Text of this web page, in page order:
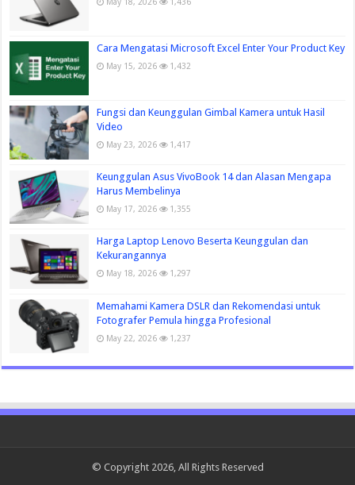
Cara Mengatasi Microsoft Excel Enter Your Product Key
May 15, 2026 1,432
Fungsi dan Keunggulan Gimbal Kamera untuk Hasil
Video
May 23, 2026 1,417
Keunggulan Asus VivoBook 14 dan Alasan Mengapa
Harus Membelinya
May 17, 2026 1,355
Harga Laptop Lenovo Beserta Keunggulan dan
Kekurangannya
May 18, 2026 1,297
Memahami Kamera DSLR dan Rekomendasi untuk
Fotografer Pemula hingga Profesional
May 22, 2026 1,237
© Copyright 2026, All Rights Reserved